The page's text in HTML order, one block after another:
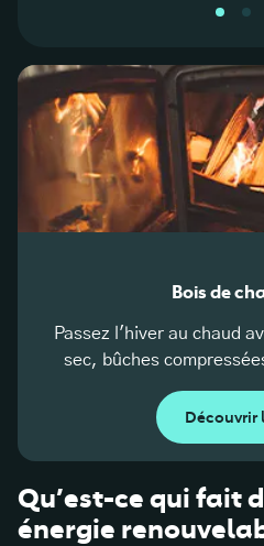
Bois de
Passez l'hiver au chaud
sec, bûches
Découvrir
Qu’est-ce qui fait
énergie